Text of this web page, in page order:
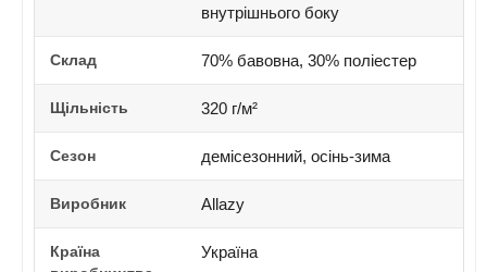
внутрішнього боку
Склад 70% бавовна, 30% поліестер
Щільність 320 г/м²
Сезон демісезонний, осінь-зима
Виробник Allazy
Країна
Україна